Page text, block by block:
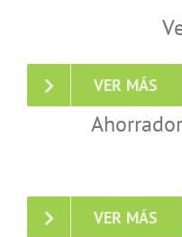
VER MÁS
VER MÁS